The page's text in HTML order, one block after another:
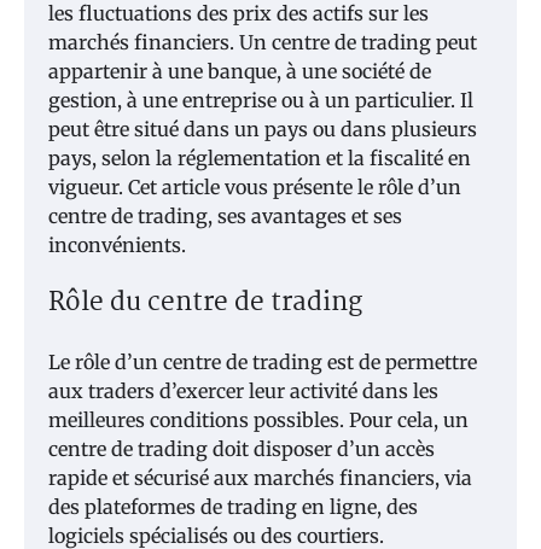
les fluctuations des prix des actifs sur les
marchés financiers. Un centre de trading peut
appartenir à une banque, à une société de
gestion, à une entreprise ou à un particulier. Il
peut être situé dans un pays ou dans plusieurs
pays, selon la réglementation et la fiscalité en
vigueur. Cet article vous présente le rôle d’un
centre de trading, ses avantages et ses
inconvénients.
Rôle du centre de trading
Le rôle d’un centre de trading est de permettre
aux traders d’exercer leur activité dans les
meilleures conditions possibles. Pour cela, un
centre de trading doit disposer d’un accès
rapide et sécurisé aux marchés financiers, via
des plateformes de trading en ligne, des
logiciels spécialisés ou des courtiers.